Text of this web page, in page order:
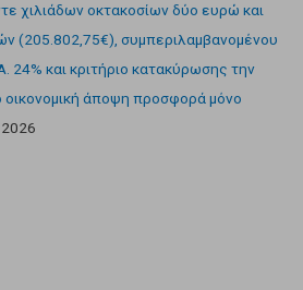
χιλιάδων οκτακοσίων δύο ευρώ και
(205.802,75€), συμπεριλαμβανομένου
24% και κριτήριο κατακύρωσης την
άποψη προσφορά μόνο
2026